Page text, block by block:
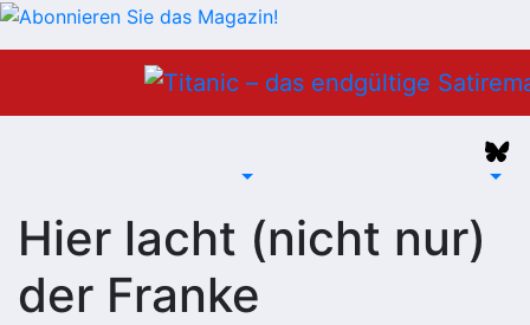
Hier lacht (nicht nur)
der Franke